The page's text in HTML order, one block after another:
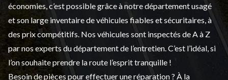
économies, c’est possible grâce à notredépartement usagé
et son large inventaire de véhicules fiables et sécuritaires, à
des prix compétitifs. Nos véhicules sont inspectés de A à Z
par nos experts du département de l’entretien . C’est l’idéal, si
l’on souhaite prendre la route l’esprit tranquille !
Besoin de pièces pour effectuer une réparation ? À la